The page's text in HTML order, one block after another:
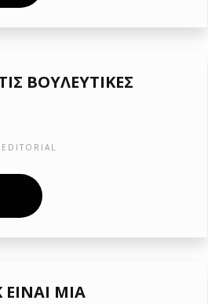
ΒΟΥΛΕΥΤΙΚΕΣ
EDITORIAL
ΜΙΑ